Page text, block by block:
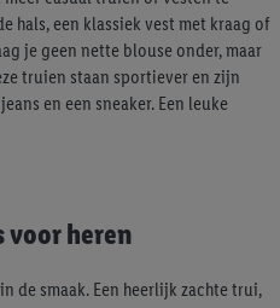
hals, een klassiek vest met kraag of
je geen nette blouse onder, maar
truien staan sportiever en zijn
en een sneaker. Een leuke
voor heren
de smaak. Een heerlijk zachte trui,